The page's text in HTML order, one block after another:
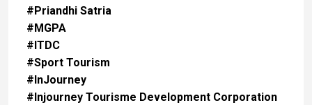
#Priandhi Satria
#MGPA
#ITDC
#Sport Tourism
#InJourney
#Injourney Tourisme Development Corporation